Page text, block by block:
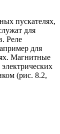
пускателях,
для
Реле
для
Магнитные
(рис. 8.2,